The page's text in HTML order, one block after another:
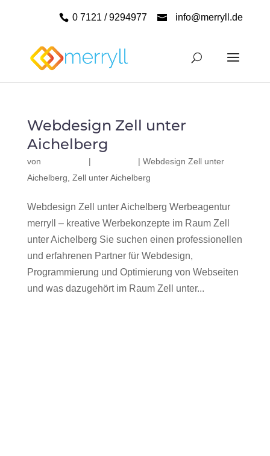
0 7121 / 9294977 info@merryll.de
Webdesign Zell unter
Aichelberg
von | | Webdesign Zell unter
Aichelberg Zell unter Aichelberg
Webdesign Zell unter Aichelberg Werbeagentur
merryll – kreative Werbekonzepte im Raum Zell
unter Aichelberg Sie suchen einen professionellen
und erfahrenen Partner für Webdesign,
Programmierung und Optimierung von Webseiten
und was dazugehört im Raum Zell unter...